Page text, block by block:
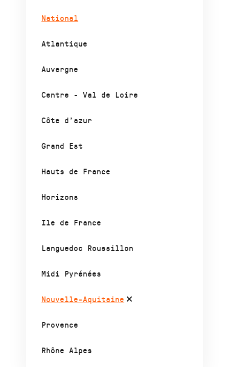
National
Atlantique
Auvergne
Centre - Val de Loire
Côte d’azur
Grand Est
Hauts de France
Horizons
Ile de France
Languedoc Roussillon
Midi Pyrénées
Nouvelle-Aquitaine
Provence
Rhône Alpes